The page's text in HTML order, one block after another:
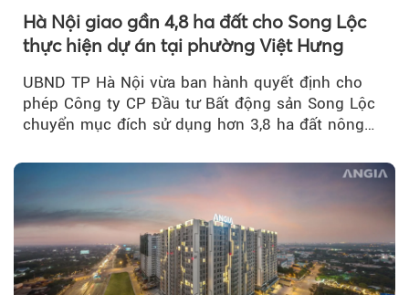
Hà Nội giao gần 4,8 ha đất cho Song Lộc
thực hiện dự án tại phường Việt Hưng
UBND TP Hà Nội vừa ban hành quyết định cho
phép Công ty CP Đầu tư Bất động sản Song Lộc
chuyển mục đích sử dụng hơn 3,8 ha đất nông